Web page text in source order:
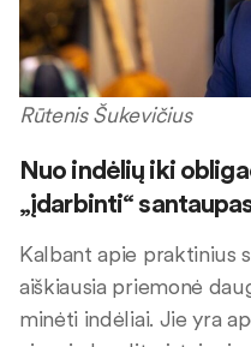
Rūtenis Šukevičius
Nuo indėlių iki
„įdarbinti“
Kalbant apie praktinius
aiškiausia priemonė
minėti indėliai. Jie yra